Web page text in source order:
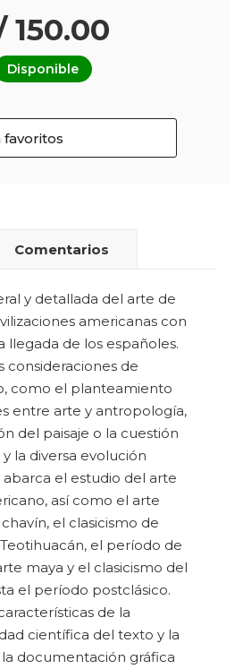
150.00
Disponible
favoritos
Comentarios
y detallada del arte de
americanas con
llegada de los españoles.
consideraciones de
como el planteamiento
entre arte y antropología,
del paisaje o la cuestión
la diversa evolución
abarca el estudio del arte
así como el arte
el clasicismo de
el período de
maya y el clasicismo del
el período postclásico.
de la
científica del texto y la
documentación gráfica